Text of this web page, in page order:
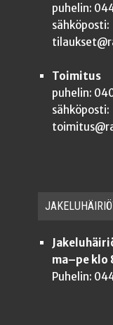
puhelin:
sähköposti:
Toimitus
puhelin:
sähköposti:
ma–pe klo
Puhelin: